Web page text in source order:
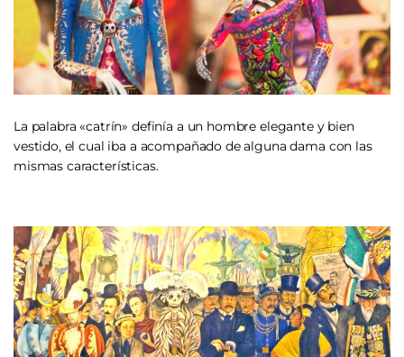
La palabra «catrín» definía a un hombre elegante y bien
vestido, el cual iba a acompañado de alguna dama con las
mismas características.